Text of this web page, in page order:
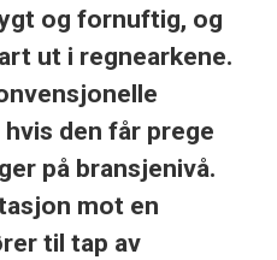
og fornuftig, og
ut i regnearkene.
den får prege
på bransjenivå.
mot en
til tap av